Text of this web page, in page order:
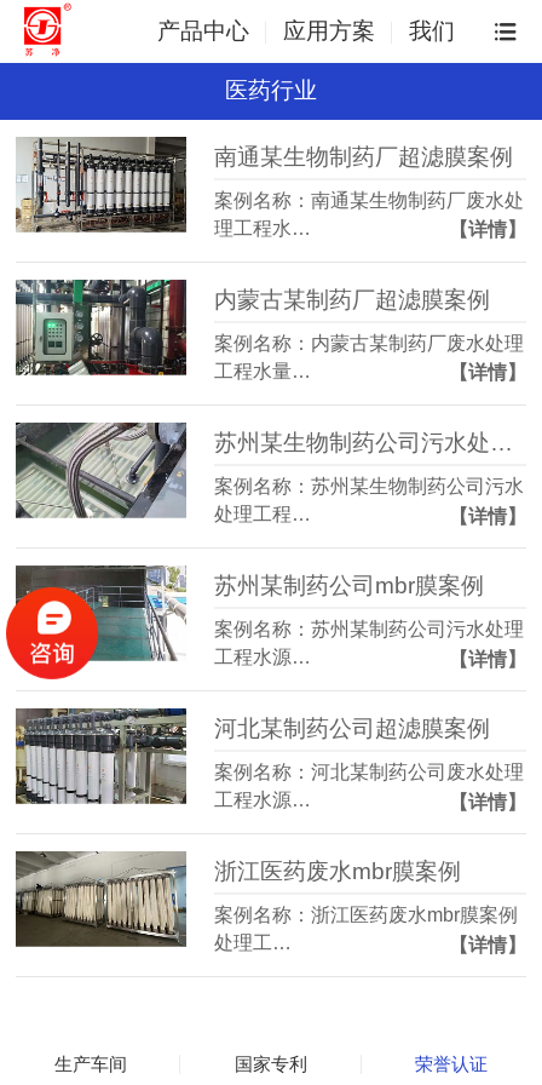
产品中心 应用方案 我们
医药行业
南通某生物制药厂超滤膜案例
案例名称：南通某生物制药厂废水处
理工程水…
【详情】
内蒙古某制药厂超滤膜案例
案例名称：内蒙古某制药厂废水处理
工程水量…
【详情】
苏州某生物制药公司污水处理mbr膜项目
案例名称：苏州某生物制药公司污水
处理工程…
【详情】
苏州某制药公司mbr膜案例
案例名称：苏州某制药公司污水处理
工程水源…
【详情】
河北某制药公司超滤膜案例
案例名称：河北某制药公司废水处理
工程水源…
【详情】
浙江医药废水mbr膜案例
案例名称：浙江医药废水mbr膜案例
处理工…
【详情】
生产车间 国家专利 荣誉认证